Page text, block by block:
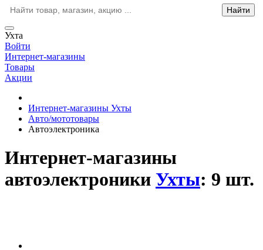
Ухта
Войти
Интернет-магазины
Товары
Акции
Интернет-магазины Ухты
Авто/мототовары
Автоэлектроника
Интернет-магазины
автоэлектроники Ухты: 9 шт.